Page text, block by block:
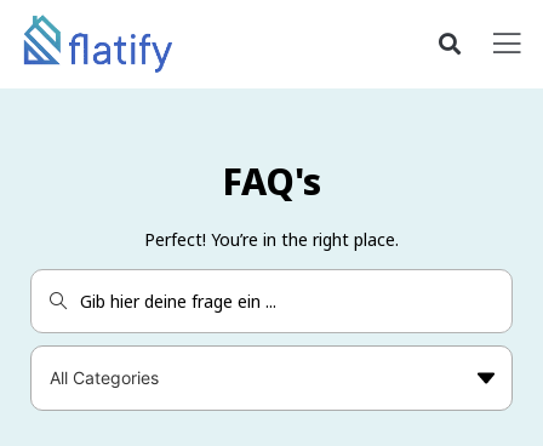
FAQ's
Perfect! You’re in the right place.